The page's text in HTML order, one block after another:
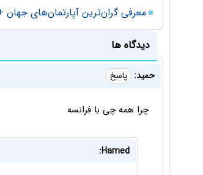
معرفی گران‌ترين آپارتمان‌های
دیدگاه ها
حمید: پاسخ
چرا همه چی با فرانسه
Hamed: